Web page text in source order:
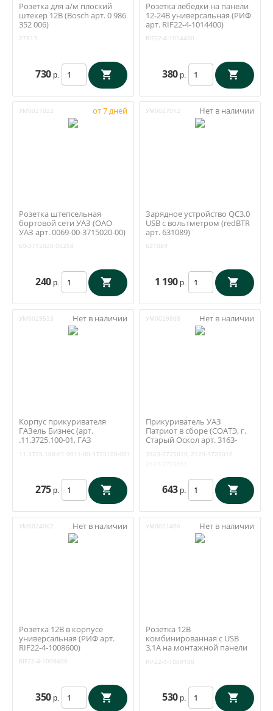
Розетка для а/м плоский
штекер 12В (Bosch арт. 0 986
352 006)
27813
730 р.
Розетка лебедки на панели
12-24В универсальная (РИФ
арт. RIF22-4-1014400)
RIF22-4-1014400
380 р.
УМ0021022 от 7 дней
Розетка штепсельная
бортовой сети УАЗ (ОАО
УАЗ арт. 0069-00-3715020-00)
69-3715020 05258
240 р.
УМ0027012 Нет в наличии
Зарядное устройство QC3.0
USB с вольтметром (redBTR
арт. 631089)
631089
1 190 р.
УМ0029533 Нет в наличии
Корпус прикуривателя
ГАЗель Бизнес (арт.
.11.3725.100-01, ГАЗ
11.3725.100-01 0011-00-3725100-001
275 р.
УМ0029868 Нет в наличии
Прикуриватель УАЗ
Патриот в сборе (СОАТЭ, г.
Старый Оскол арт. 3163-
3163-3725010, 2123-3725010
643 р.
УМ0024062 Нет в наличии
Розетка 12В в корпусе
универсальная (РИФ арт.
RIF22-4-1008600)
RIF22-4-1008600
350 р.
УМ0021406 Нет в наличии
Розетка 12В
комбинированная с USB
3,1А на монтажной панели
RIF22-4-1009100
530 р.